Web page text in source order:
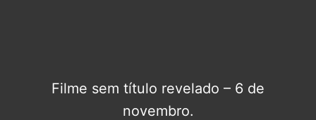
Filme sem título revelado – 6 de
novembro.